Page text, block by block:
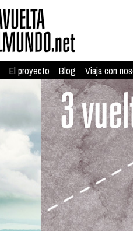
El proyecto Blog Viaja con